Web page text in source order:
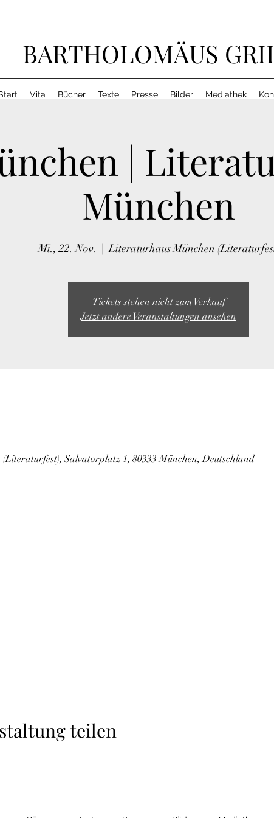
BARTHOLOMÄUS
Vita Bücher Texte Presse Bilder Mediathek
|
München
Mi., 22. Nov.
  |
Literaturhaus München
Tickets stehen nicht zum Verkauf
Jetzt andere Veranstaltungen ansehen
Salvatorplatz 1, 80333 München, Deutschland
teilen